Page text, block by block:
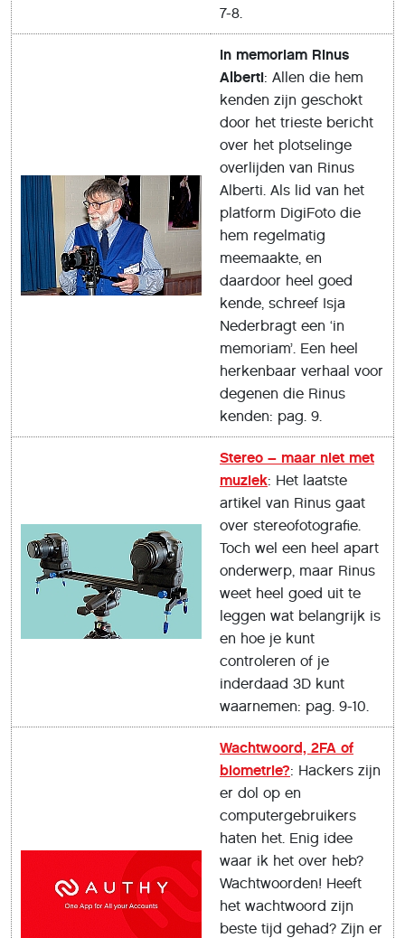
7-8.
In memoriam Rinus
Alberti: Allen die hem
kenden zijn geschokt
door het trieste bericht
over het plotselinge
overlijden van Rinus
Alberti. Als lid van het
platform DigiFoto die
hem regelmatig
meemaakte, en
daardoor heel goed
kende, schreef Isja
Nederbragt een ‘in
memoriam’. Een heel
herkenbaar verhaal voor
degenen die Rinus
kenden: pag. 9.
Stereo – maar niet met
muziek: Het laatste
artikel van Rinus gaat
over stereofotografie.
Toch wel een heel apart
onderwerp, maar Rinus
weet heel goed uit te
leggen wat belangrijk is
en hoe je kunt
controleren of je
inderdaad 3D kunt
waarnemen: pag. 9-10.
Wachtwoord, 2FA of
biometrie?: Hackers zijn
er dol op en
computergebruikers
haten het. Enig idee
waar ik het over heb?
Wachtwoorden! Heeft
het wachtwoord zijn
beste tijd gehad? Zijn er